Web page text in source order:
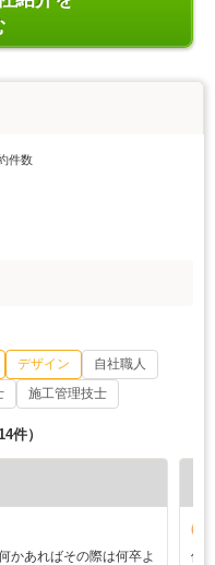
件数
デザイン
自社職人
施工管理技士
件）
かあればその際は何卒よ
修